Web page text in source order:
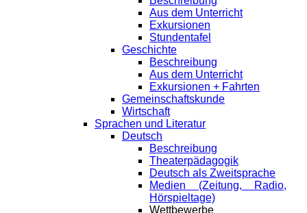
Aus dem Unterricht
Exkursionen
Stundentafel
Geschichte
Beschreibung
Aus dem Unterricht
Exkursionen + Fahrten
Gemeinschaftskunde
Wirtschaft
Sprachen und Literatur
Deutsch
Beschreibung
Theaterpädagogik
Deutsch als Zweitsprache
Medien (Zeitung, Radio,
Hörspieltage)
Wettbewerbe